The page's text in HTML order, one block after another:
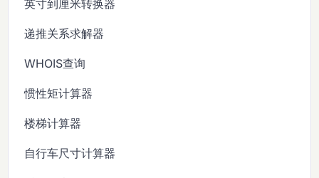
英寸到厘米转换器
递推关系求解器
WHOIS查询
惯性矩计算器
楼梯计算器
自行车尺寸计算器